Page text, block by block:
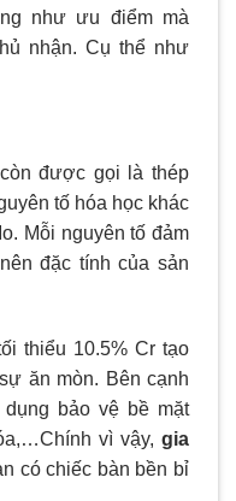
như ưu điểm mà
nhận. Cụ thể như
được gọi là thép
tố hóa học khác
Mỗi nguyên tố đảm
đặc tính của sản
thiểu 10.5% Cr tạo
ăn mòn. Bên cạnh
bảo vệ bề mặt
vì vậy, gia
có chiếc bàn bền bỉ